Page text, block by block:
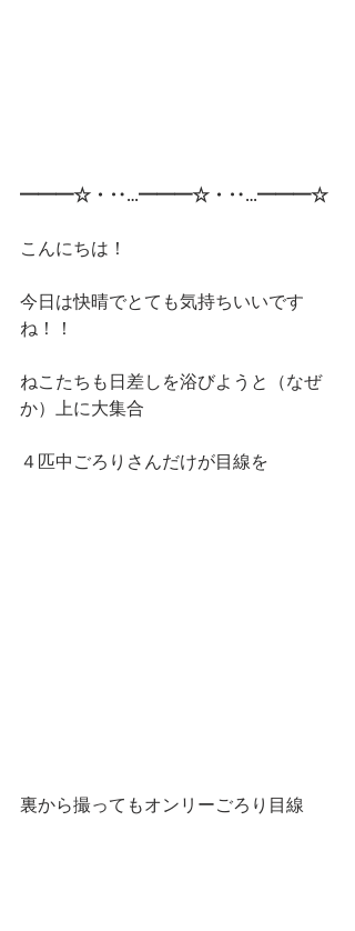
━━━☆・‥…━━━☆・‥…━━━☆
こんにちは！
今日は快晴でとても気持ちいいです
ね！！
ねこたちも日差しを浴びようと（なぜ
か）上に大集合
４匹中ごろりさんだけが目線を
裏から撮ってもオンリーごろり目線